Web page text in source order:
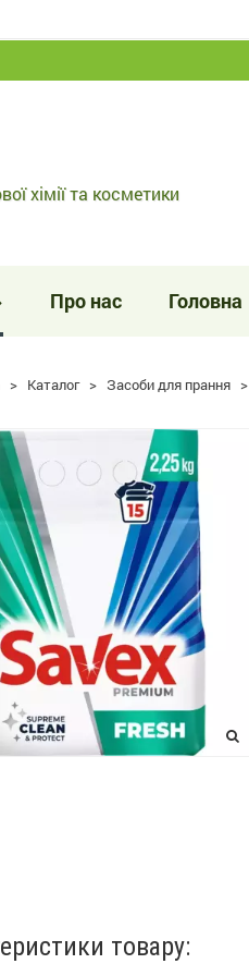
хімії та косметики
Про нас Головна
> Каталог > Засоби для прання >
товару: